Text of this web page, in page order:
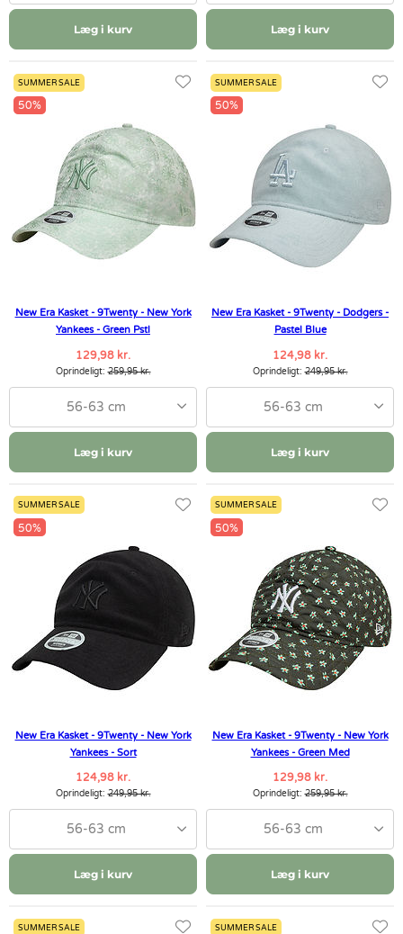
Læg i kurv Læg i kurv
SUMMER SALE
50%
New Era Kasket - 9Twenty - New York
Yankees - Green Pstl
129,98 kr.
Oprindeligt:259,95 kr.
56-63 cm
Læg i kurv
SUMMER SALE
50%
New Era Kasket - 9Twenty - Dodgers -
Pastel Blue
124,98 kr.
Oprindeligt:249,95 kr.
56-63 cm
Læg i kurv
SUMMER SALE
50%
New Era Kasket - 9Twenty - New York
Yankees - Sort
124,98 kr.
Oprindeligt:249,95 kr.
56-63 cm
Læg i kurv
SUMMER SALE
50%
New Era Kasket - 9Twenty - New York
Yankees - Green Med
129,98 kr.
Oprindeligt:259,95 kr.
56-63 cm
Læg i kurv
SUMMER SALE SUMMER SALE